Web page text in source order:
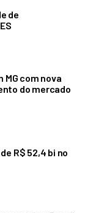
de
MG com nova
do mercado
R$ 52,4 bi no